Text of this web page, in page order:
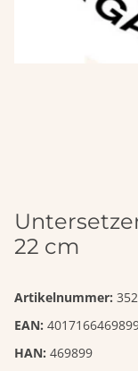
22 cm
Artikelnummer:
EAN:
HAN: 469899